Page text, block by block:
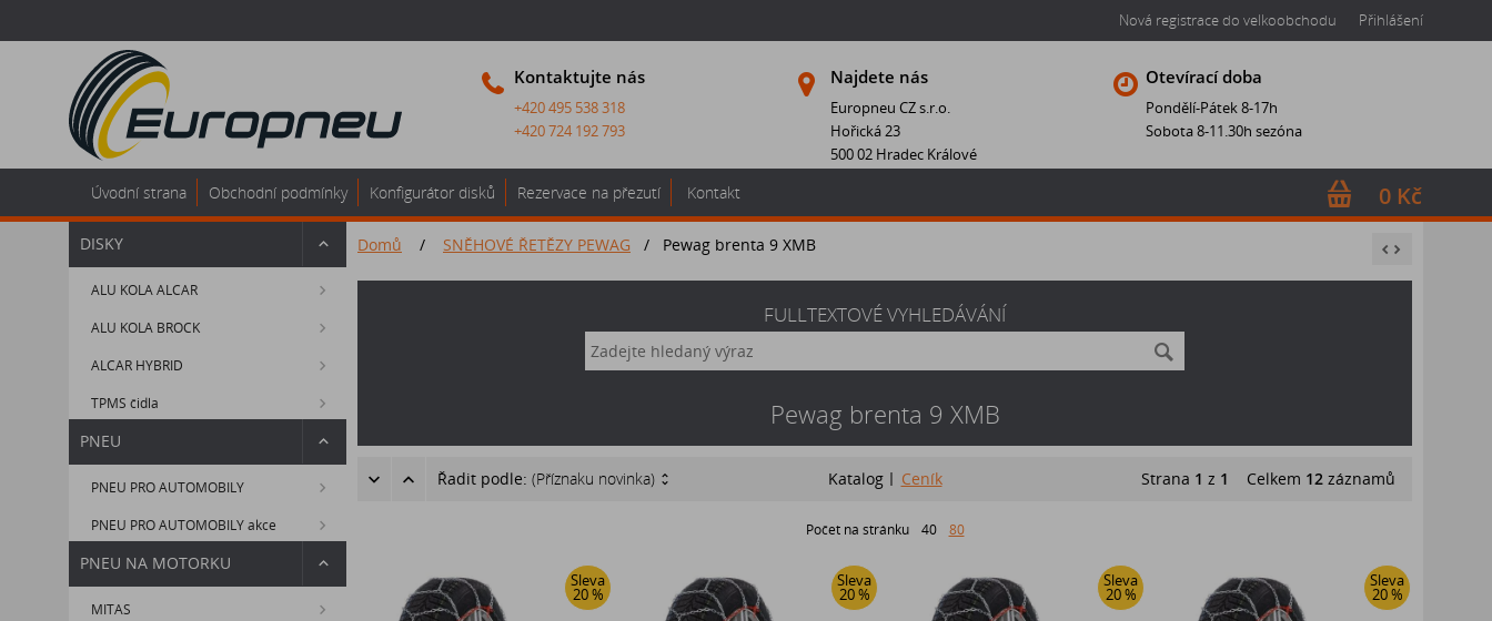
Nová registrace do velkoobchodu Přihlášení
Kontaktujte nás
+420 495 538 318
+420 724 192 793
Najdete nás
Europneu CZ s.r.o.
Hořická 23
500 02 Hradec Králové
Otevírací doba
Pondělí-Pátek 8-17h
Sobota 8-11.30h sezóna
0 Kč
Úvodní strana Obchodní podmínky Konfigurátor disků Rezervace na přezutí Kontakt
DISKY
ALU KOLA ALCAR
ALU KOLA BROCK
ALCAR HYBRID
TPMS čidla
PNEU
PNEU PRO AUTOMOBILY
PNEU PRO AUTOMOBILY akce
PNEU NA MOTORKU
MITAS
Domů / SNĚHOVÉ ŘETĚZY PEWAG / Pewag brenta 9 XMB
FULLTEXTOVÉ VYHLEDÁVÁNÍ
Pewag brenta 9 XMB
Řadit podle: (Příznaku novinka) Katalog Ceník Strana 1 z 1 Celkem 12 záznamů
Počet na stránku 40 80
Sleva
20 %
Sleva
20 %
Sleva
20 %
Sleva
20 %